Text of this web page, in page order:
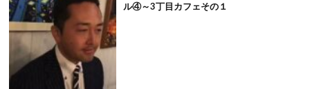
ル④～3丁目カフェその１